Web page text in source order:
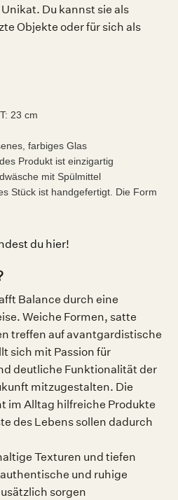
Du kannst sie als
Objekte oder für sich als
23 cm
farbiges Glas
Produkt ist einzigartig
mit Spülmittel
Stück ist handgefertigt. Die Form
du hier!
Balance durch eine
Weiche Formen, satte
treffen auf avantgardistische
sich mit Passion für
deutliche Funktionalität der
mitzugestalten. Die
im Alltag hilfreiche Produkte
des Lebens sollen dadurch
Texturen und tiefen
und ruhige
sorgen